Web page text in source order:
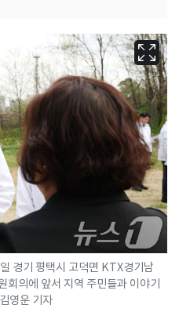
경기 평택시 고덕면 KTX경기남
회의에 앞서 지역 주민들과 이야기
영운 기자